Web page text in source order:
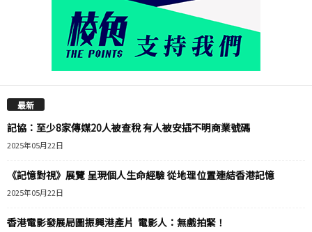
最新
記協：至少8家傳媒20人被查稅 有人被安插不明商業號碼
2025年05月22日
《記憶對視》展覽 呈現個人生命經驗 從地理位置連結香港記憶
2025年05月22日
香港電影發展局圖振興港產片 電影人：無戲拍緊！